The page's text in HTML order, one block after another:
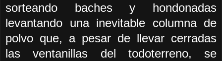
sorteando baches y hondonadas
levantando una inevitable columna de
polvo que, a pesar de llevar cerradas
las ventanillas del todoterreno, se